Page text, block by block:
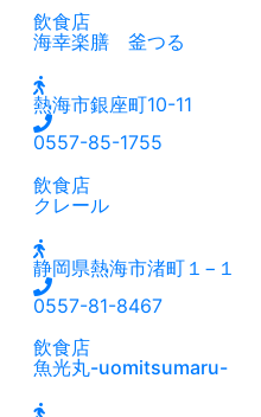
飲食店
海幸楽膳 釜つる
熱海市銀座町10-11
0557-85-1755
飲食店
クレール
静岡県熱海市渚町１−１
0557-81-8467
飲食店
魚光丸-uomitsumaru-